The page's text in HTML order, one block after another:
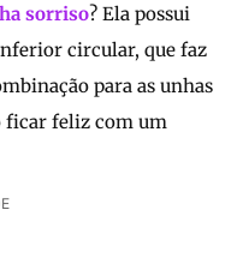
sorriso? Ela possui
circular, que faz
para as unhas
ficar feliz com um